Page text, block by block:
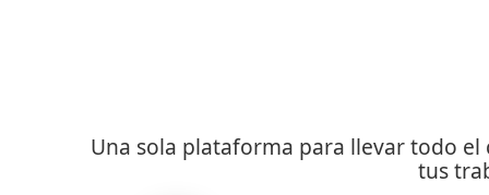
Una sola plataforma para llevar todo
tus